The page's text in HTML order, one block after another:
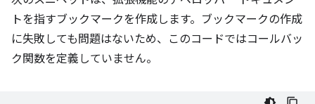
トを指すブックマークを作成します。ブックマークの作成
に失敗しても問題はないため、このコードではコールバッ
ク関数を定義していません。